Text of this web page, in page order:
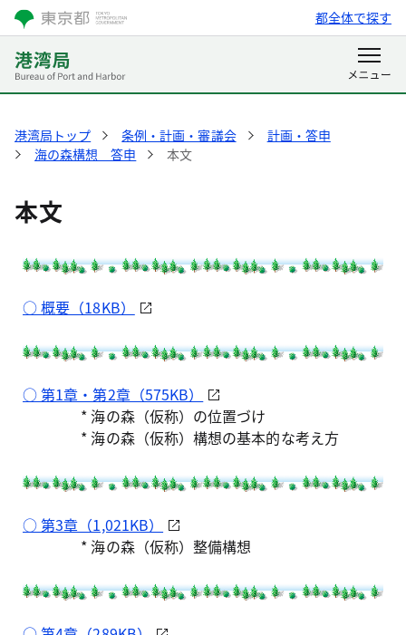
都全体で探す
港湾局トップ 条例・計画・審議会
計画・答申
海の森構想 答申
本文
本文
○ 概要（18KB）
○ 第1章・第2章（575KB）
* 海の森（仮称）の位置づけ
* 海の森（仮称）構想の基本的な考え方
○ 第3章（1,021KB）
* 海の森（仮称）整備構想